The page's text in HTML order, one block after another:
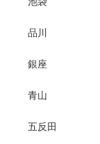
品川
銀座
青山
五反田